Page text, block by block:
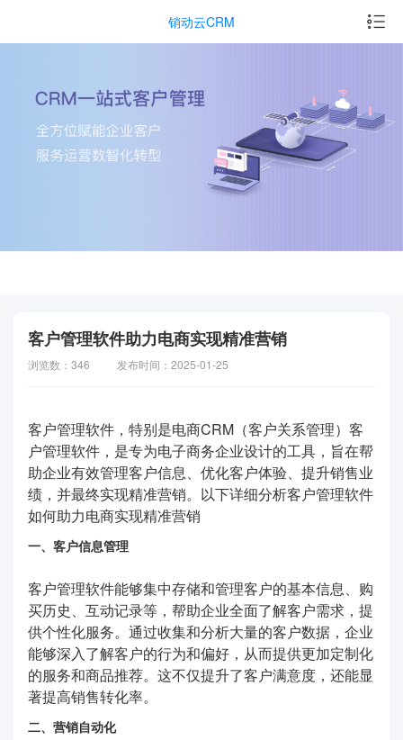
销动云CRM
客户管理软件助力电商实现精准营销
浏览数：346 发布时间：2025-01-25
客户管理软件，特别是电商CRM（客户关系管理）客
户管理软件，是专为电子商务企业设计的工具，旨在帮
助企业有效管理客户信息、优化客户体验、提升销售业
绩，并最终实现精准营销。以下详细分析客户管理软件
如何助力电商实现精准营销
一、客户信息管理
客户管理软件能够集中存储和管理客户的基本信息、购
买历史、互动记录等，帮助企业全面了解客户需求，提
供个性化服务。通过收集和分析大量的客户数据，企业
能够深入了解客户的行为和偏好，从而提供更加定制化
的服务和商品推荐。这不仅提升了客户满意度，还能显
著提高销售转化率。
二、营销自动化